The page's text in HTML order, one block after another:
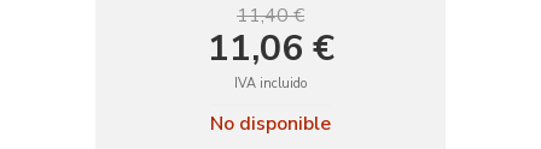
11,40 €
11,06 €
IVA incluido
No disponible